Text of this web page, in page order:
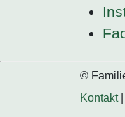
©
Kontakt|